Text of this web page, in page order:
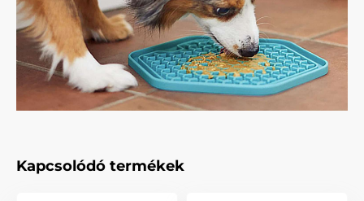
Kapcsolódó termékek